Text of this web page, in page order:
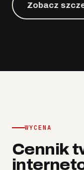
Zobacz
WYCENA
Cennik